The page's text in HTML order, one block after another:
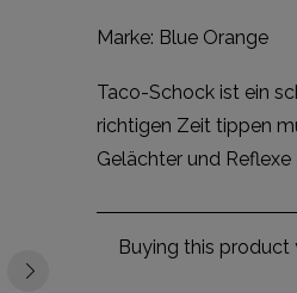
Marke: Blue Orange
Taco-Schock ist ein
richtigen Zeit tippen
Gelächter und Reflexe
Buying this